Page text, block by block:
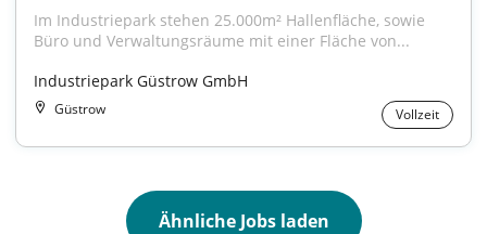
Im Industriepark stehen 25.000m² Hallenfläche, sowie
Büro und Verwaltungsräume mit einer Fläche von...
Industriepark Güstrow GmbH
Güstrow Vollzeit
Ähnliche Jobs laden